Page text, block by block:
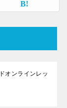
オンラインレッ